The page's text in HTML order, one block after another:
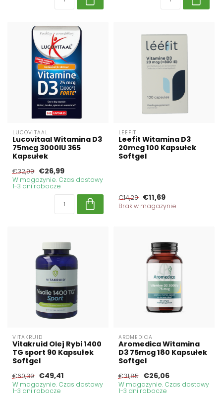
LUCOVITAAL
Lucovitaal Witamina D3
75mcg 3000IU 365
Kapsułek
€32,99 €26,99
W magazynie. Czas dostawy
1-3 dni robocze
LEEFIT
Leefit Witamina D3
20mcg 100 Kapsułek
Softgel
€14,29 €11,69
Brak w magazynie
VITAKRUID
Vitakruid Olej Rybi 1400
TG sport 90 Kapsułek
Softgel
€60,39 €49,41
W magazynie. Czas dostawy
1-3 dni robocze
AROMEDICA
Aromedica Witamina
D3 75mcg 180 Kapsułek
Softgel
€31,85 €26,06
W magazynie. Czas dostawy
1-3 dni robocze